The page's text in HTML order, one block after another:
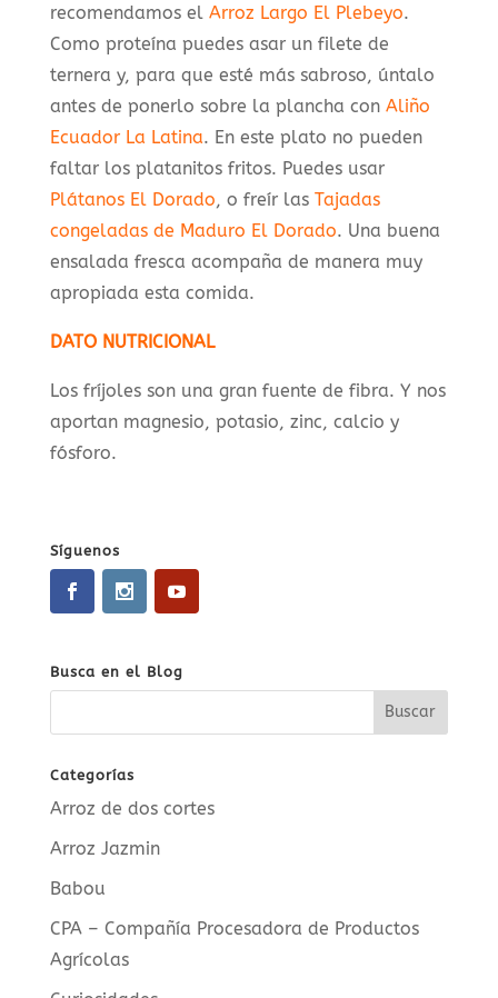
recomendamos el Arroz Largo El Plebeyo.
Como proteína puedes asar un filete de
ternera y, para que esté más sabroso, úntalo
antes de ponerlo sobre la plancha con Aliño
Ecuador La Latina. En este plato no pueden
faltar los platanitos fritos. Puedes usar
Plátanos El Dorado, o freír las Tajadas
congeladas de Maduro El Dorado. Una buena
ensalada fresca acompaña de manera muy
apropiada esta comida.
DATO NUTRICIONAL
Los fríjoles son una gran fuente de fibra. Y nos
aportan magnesio, potasio, zinc, calcio y
fósforo.
Síguenos
Busca en el Blog
Categorías
Arroz de dos cortes
Arroz Jazmin
Babou
CPA – Compañía Procesadora de Productos
Agrícolas